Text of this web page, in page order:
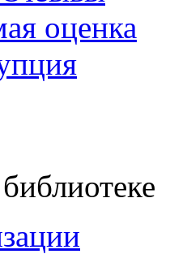
оценка